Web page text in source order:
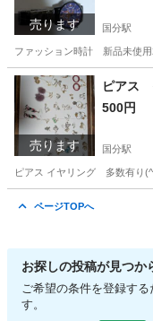
売ります 国分駅
ファッション時計 新品未使用
鹿児島 霧島市
売ります
ピアス
500円
国分駅
ピアス イヤリング 多数有り
ページTOPへ
お探しの投稿が見つか
ご希望の条件を登録す
す。